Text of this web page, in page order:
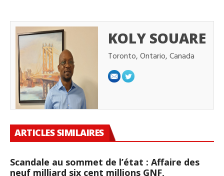
KOLY SOUARE
Toronto, Ontario, Canada
ARTICLES SIMILAIRES
Scandale au sommet de l’état : Affaire des
neuf milliard six cent millions GNF,